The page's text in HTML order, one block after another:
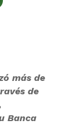
más de
de
Banca